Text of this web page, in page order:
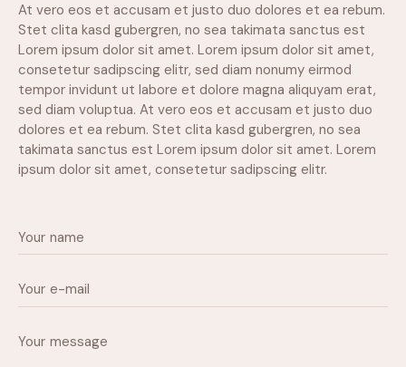
At vero eos et accusam et justo duo dolores et ea rebum.
Stet clita kasd gubergren, no sea takimata sanctus est
Lorem ipsum dolor sit amet. Lorem ipsum dolor sit amet,
consetetur sadipscing elitr, sed diam nonumy eirmod
tempor invidunt ut labore et dolore magna aliquyam erat,
sed diam voluptua. At vero eos et accusam et justo duo
dolores et ea rebum. Stet clita kasd gubergren, no sea
takimata sanctus est Lorem ipsum dolor sit amet. Lorem
ipsum dolor sit amet, consetetur sadipscing elitr.